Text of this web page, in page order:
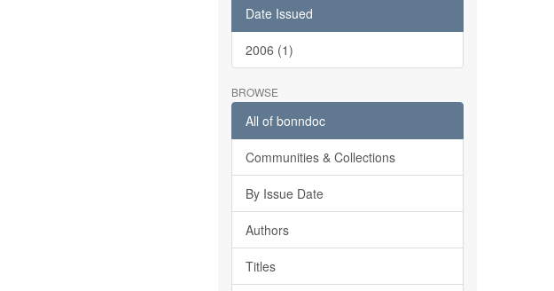
Date Issued
2006 (1)
BROWSE
All of bonndoc
Communities & Collections
By Issue Date
Authors
Titles